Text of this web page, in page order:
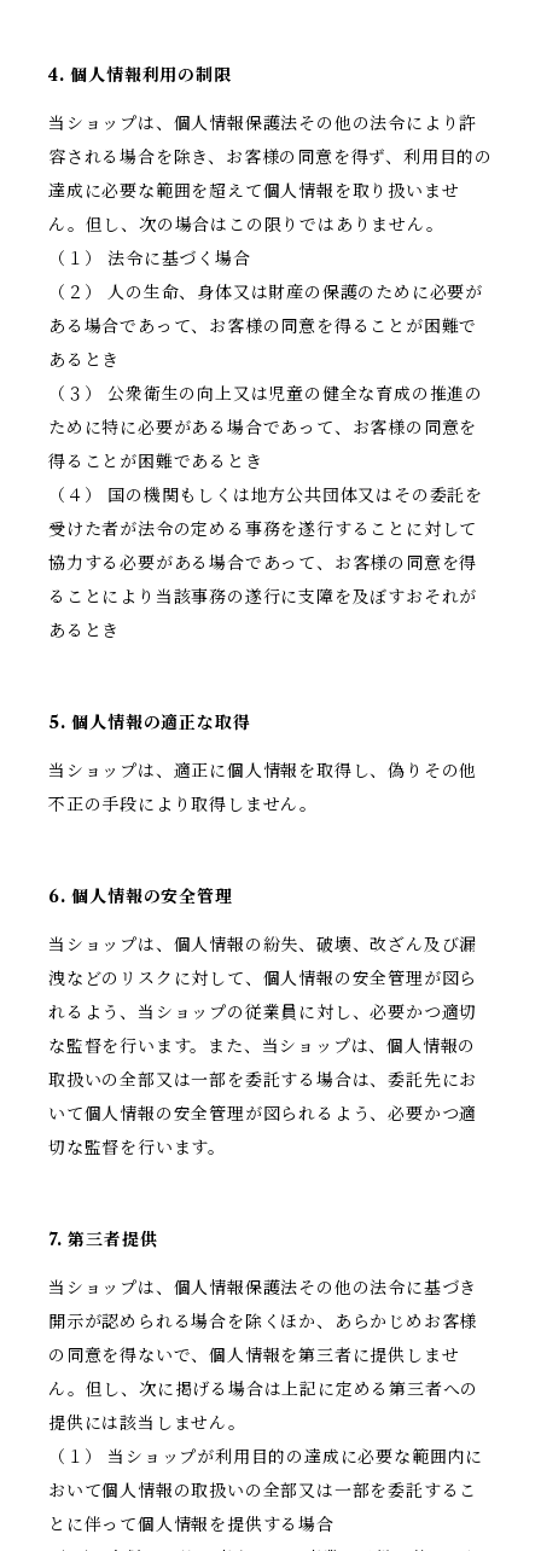
4. 個人情報利用の制限
当ショップは、個人情報保護法その他の法令により許
容される場合を除き、お客様の同意を得ず、利用目的の
達成に必要な範囲を超えて個人情報を取り扱いませ
ん。但し、次の場合はこの限りではありません。
（１） 法令に基づく場合
（２） 人の生命、身体又は財産の保護のために必要が
ある場合であって、お客様の同意を得ることが困難で
あるとき
（３） 公衆衛生の向上又は児童の健全な育成の推進の
ために特に必要がある場合であって、お客様の同意を
得ることが困難であるとき
（４） 国の機関もしくは地方公共団体又はその委託を
受けた者が法令の定める事務を遂行することに対して
協力する必要がある場合であって、お客様の同意を得
ることにより当該事務の遂行に支障を及ぼすおそれが
あるとき
5. 個人情報の適正な取得
当ショップは、適正に個人情報を取得し、偽りその他
不正の手段により取得しません。
6. 個人情報の安全管理
当ショップは、個人情報の紛失、破壊、改ざん及び漏
洩などのリスクに対して、個人情報の安全管理が図ら
れるよう、当ショップの従業員に対し、必要かつ適切
な監督を行います。また、当ショップは、個人情報の
取扱いの全部又は一部を委託する場合は、委託先にお
いて個人情報の安全管理が図られるよう、必要かつ適
切な監督を行います。
7. 第三者提供
当ショップは、個人情報保護法その他の法令に基づき
開示が認められる場合を除くほか、あらかじめお客様
の同意を得ないで、個人情報を第三者に提供しませ
ん。但し、次に掲げる場合は上記に定める第三者への
提供には該当しません。
（１） 当ショップが利用目的の達成に必要な範囲内に
おいて個人情報の取扱いの全部又は一部を委託するこ
とに伴って個人情報を提供する場合